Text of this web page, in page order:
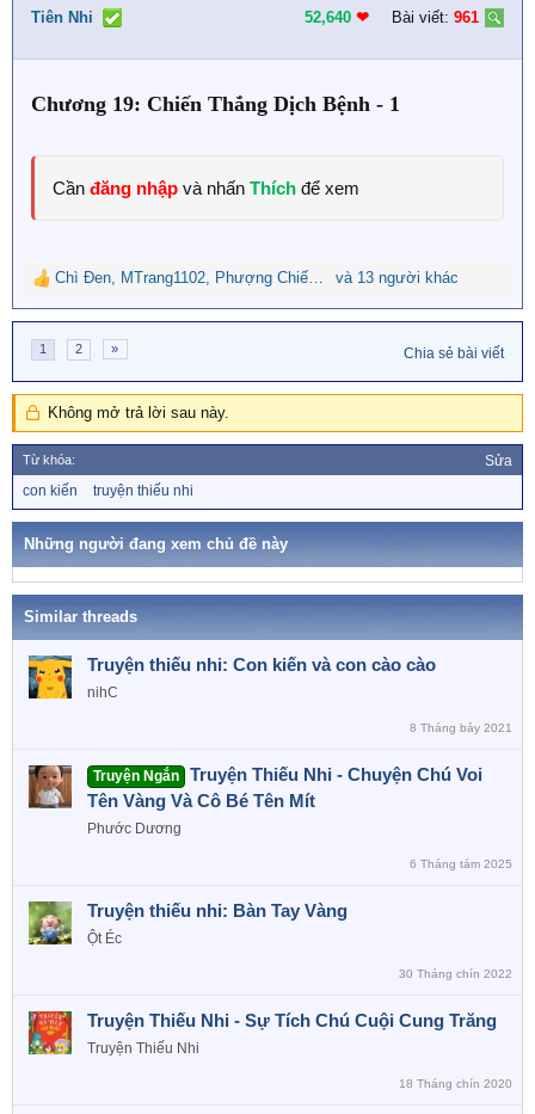
i
n
:
Tiên Nhi 52,640 ❤︎ Bài viết: 961
Chương 19: Chiến Thắng Dịch Bệnh - 1
Cần đăng nhập và nhấn Thích để xem
R
e
i
o
n
s
:
Chì Đen, MTrang1102, Phượng Chiếu Ngọc và 13 người khác
1 2 » Chia sẻ bài viết
Không mở trả lời sau này.
Từ khóa: Sửa
ừ
k
con kiến truyện thiếu nhi
Những người đang xem chủ đề này
Similar threads
Truyện thiếu nhi: Con kiến và con cào cào
nihC
8 Tháng bảy 2021
Truyện Ngắn
Truyện Thiếu Nhi - Chuyện Chú Voi
Tên Vàng Và Cô Bé Tên Mít
Phước Dương
6 Tháng tám 2025
Truyện thiếu nhi: Bàn Tay Vàng
Ột Éc
30 Tháng chín 2022
Truyện Thiếu Nhi - Sự Tích Chú Cuội Cung Trăng
Truyện Thiếu Nhi
18 Tháng chín 2020